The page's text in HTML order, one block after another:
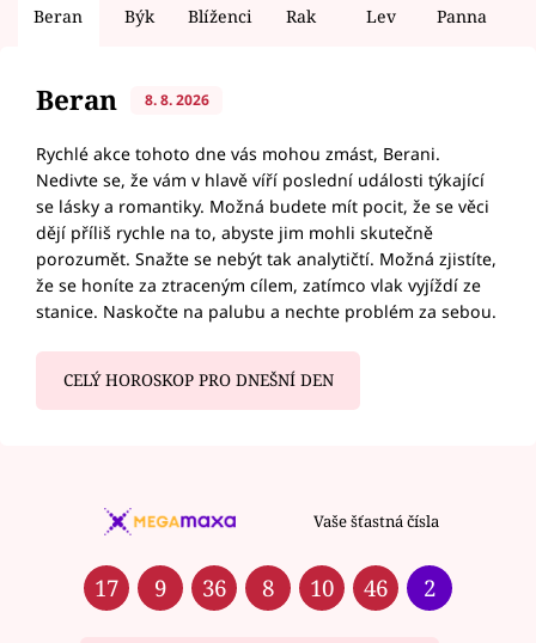
Beran Býk Blíženci Rak Lev Panna
Beran 8. 8. 2026
Rychlé akce tohoto dne vás mohou zmást, Berani.
Nedivte se, že vám v hlavě víří poslední události týkající
se lásky a romantiky. Možná budete mít pocit, že se věci
dějí příliš rychle na to, abyste jim mohli skutečně
porozumět. Snažte se nebýt tak analytičtí. Možná zjistíte,
že se honíte za ztraceným cílem, zatímco vlak vyjíždí ze
stanice. Naskočte na palubu a nechte problém za sebou.
CELÝ HOROSKOP PRO DNEŠNÍ DEN
Vaše šťastná čísla
17 9 36 8 10 46 2